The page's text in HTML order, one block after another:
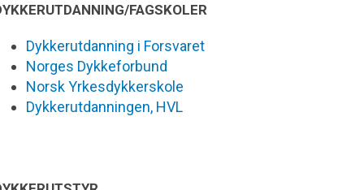
FAGSKOLER
Dykkerutdanning i Forsvaret
Norges Dykkeforbund
Norsk Yrkesdykkerskole
Dykkerutdanningen, HVL